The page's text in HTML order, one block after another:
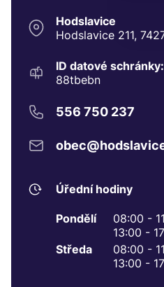
Hodslavice
Hodslavice 211,
ID datové schránky:
88tbebn
556 750 237
Úřední hodiny
Pondělí
08:00 -
13:00 -
Středa
08:00 -
13:00 -